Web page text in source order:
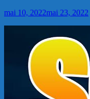
mai 10, 2022mai 23, 2022